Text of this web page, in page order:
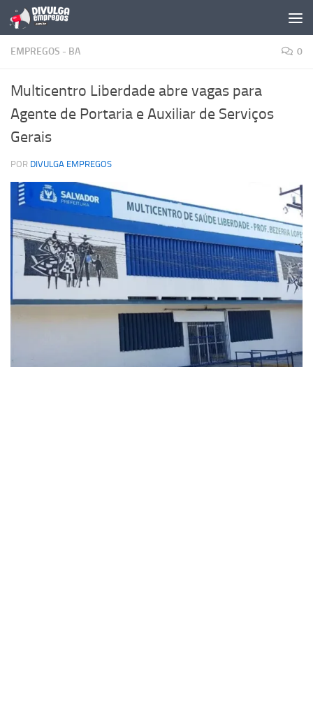
Skip to content
EMPREGOS - BA 0
Multicentro Liberdade abre vagas para
Agente de Portaria e Auxiliar de Serviços
Gerais
POR DIVULGA EMPREGOS